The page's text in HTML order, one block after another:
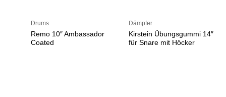
Drums
Remo 10″ Ambassador
Coated
Dämpfer
Kirstein Übungsgummi 14″
für Snare mit Höcker